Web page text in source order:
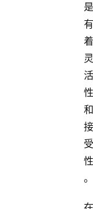
是
有
着
灵
活
性
和
接
受
性
。